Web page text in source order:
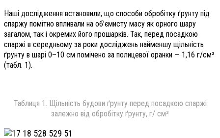
Наші дослідження встановили, що способи обробітку ґрунту під
спаржу помітно впливали на об’ємисту масу як орного шару
загалом, так і окремих його прошарків. Так, перед посадкою
спаржі в середньому за роки досліджень найменшу щільність
ґрунту в шарі 0–10 см помічено за полицевої оранки — 1,16 г/см³
(табл. 1).
Таблиця 1. Щільність будови ґрунту перед посадкою спаржі
залежно від обробітку ґрунту, г/ см³